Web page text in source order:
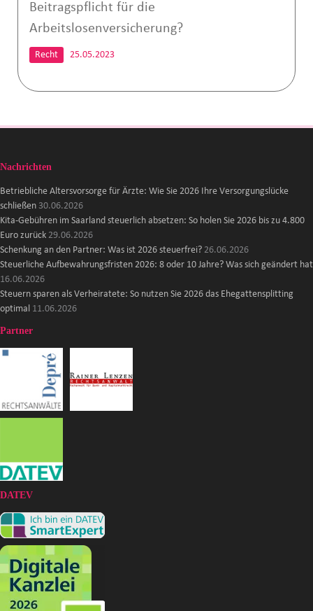
Beitragspflicht für die
Arbeitslosenversicherung?
Recht 25.05.2023
Nachrichten
Betriebliche Altersvorsorge für Ärzte: Wie Sie 2026 Ihre Versorgungslücke
schließen 30.06.2026
Kita-Gebühren im Saarland steuerlich absetzen: So holen Sie 2026 bis zu 4.800
Euro zurück 29.06.2026
Schenkung an den Partner: Was ist 2026 steuerfrei? 26.06.2026
Steuerliche Aufbewahrungsfristen 2026: 8 oder 10 Jahre? Was sich geändert hat
16.06.2026
Steuern sparen als Verheiratete: So nutzen Sie 2026 das Ehegattensplitting
optimal 11.06.2026
Partner
DATEV